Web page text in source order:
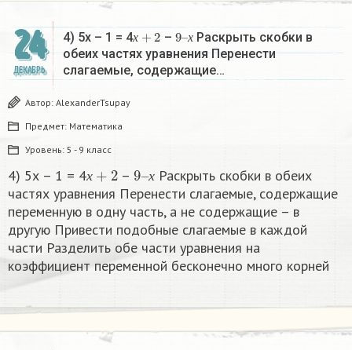
24
ДЕКАБРЬ
4) 5х – 1 = 4х
х+2 – х
9–
х
Раскрыть скобки в
обеих частях уравнения Перенести
слагаемые, содержащие…
Автор: AlexanderTsupay
Предмет: Математика
Уровень: 5 - 9 класс
4) 5х – 1 = 4х – х
9
х
Раскрыть скобки в обеих
частях уравнения Перенести слагаемые, содержащие
переменную в одну часть, а не содержащие – в
другую Привести подобные слагаемые в каждой
части Разделить обе части уравнения на
коэффициент переменной бесконечно много корней​